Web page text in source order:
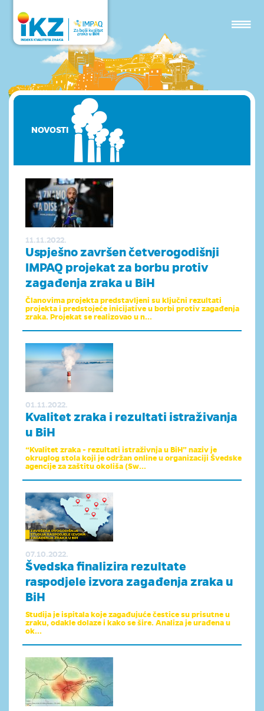
NOVOSTI
11.11.2022.
Uspješno završen četverogodišnji
IMPAQ projekat za borbu protiv
zagađenja zraka u BiH
Članovima projekta predstavljeni su ključni rezultati
projekta i predstojeće inicijative u borbi protiv zagađenja
zraka. Projekat se realizovao u n...
01.11.2022.
Kvalitet zraka i rezultati istraživanja
u BiH
“Kvalitet zraka - rezultati istraživnja u BiH” naziv je
okruglog stola koji je održan online u organizaciji Švedske
agencije za zaštitu okoliša (Sw...
07.10.2022.
Švedska finalizira rezultate
raspodjele izvora zagađenja zraka u
BiH
Studija je ispitala koje zagađujuće čestice su prisutne u
zraku, odakle dolaze i kako se šire. Analiza je urađena u
ok...